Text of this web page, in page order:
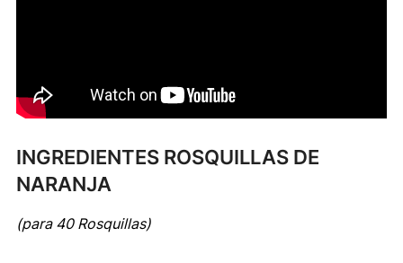
INGREDIENTES ROSQUILLAS DE
NARANJA
(para 40 Rosquillas)